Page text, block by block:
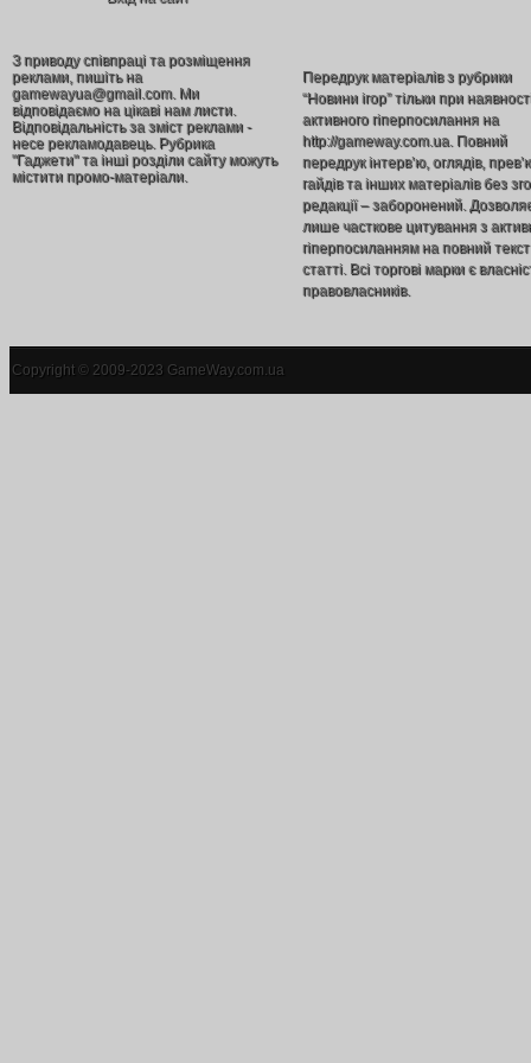
З приводу співпраці та розміщення
реклами, пишіть на
gamewayua@gmail.com. Ми
відповідаємо на цікаві нам листи.
Відповідальність за зміст реклами -
несе рекламодавець. Рубрика
"Гаджети" та інші розділи сайту можуть
містити промо-матеріали.
Передрук матеріалів з рубрики
“Новини ігор” тільки при
активного гіперпосилання на
http://gameway.com.ua. Повний
передрук інтерв’ю, оглядів,
гайдів та інших матеріалів без
редакції – заборонений.
лише часткове цитування з
гіперпосиланням на повний текст
статті. Всі торгові марки є
правовласників.
Copyright © 2009-2023 GameWay.com.ua